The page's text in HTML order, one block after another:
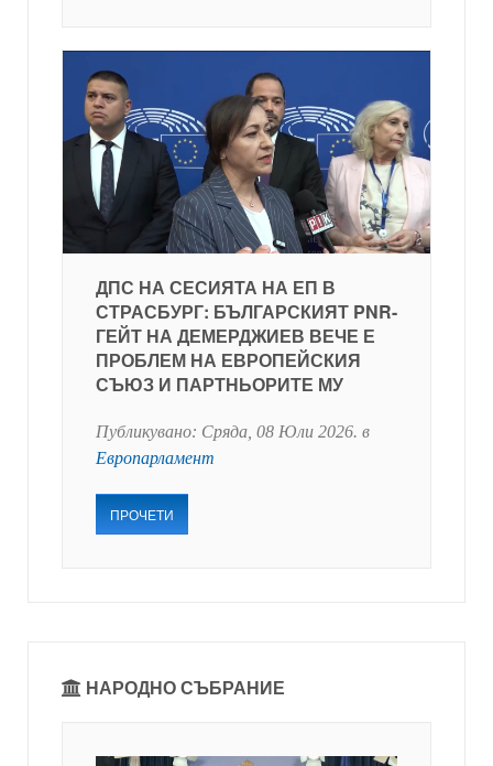
ДПС НА СЕСИЯТА НА ЕП В
СТРАСБУРГ: БЪЛГАРСКИЯТ PNR-
ГЕЙТ НА ДЕМЕРДЖИЕВ ВЕЧЕ Е
ПРОБЛЕМ НА ЕВРОПЕЙСКИЯ
СЪЮЗ И ПАРТНЬОРИТЕ МУ
Публикувано: Сряда, 08 Юли 2026. в
Европарламент
ПРОЧЕТИ
НАРОДНО СЪБРАНИЕ